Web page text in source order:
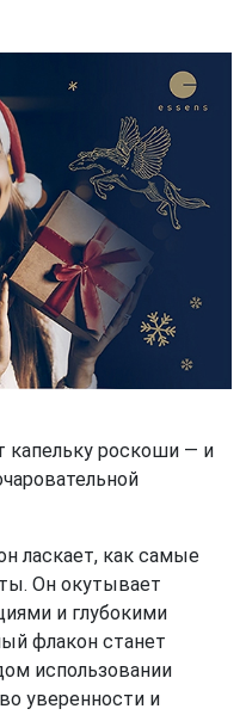
капельку роскоши — и
ласкает, как самые
Он окутывает
и глубокими
флакон станет
использовании
уверенности и